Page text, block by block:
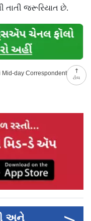
ટોચ
જરૂરિયાત છે.
Mid-day Correspondent
અને